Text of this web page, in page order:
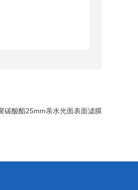
碳酸酯25mm亲水光面表面滤膜